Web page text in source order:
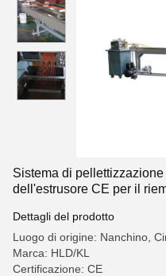
Sistema di
dell'estrusore CE per il
Dettagli del prodotto
Luogo di origine: Nanchino,
Marca: HLD/KL
Certificazione: CE